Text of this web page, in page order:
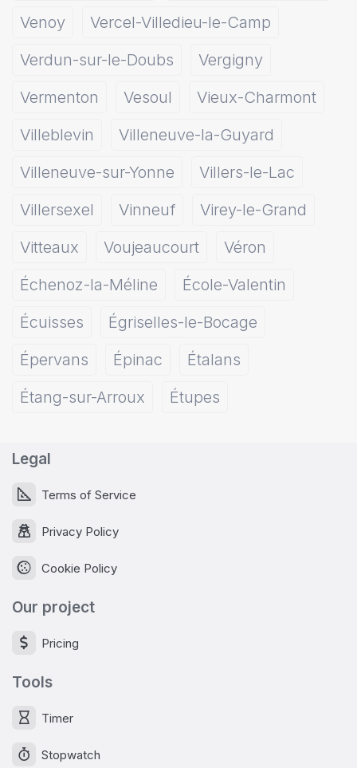
Venoy
Vercel-Villedieu-le-Camp
Verdun-sur-le-Doubs
Vergigny
Vermenton
Vesoul
Vieux-Charmont
Villeblevin
Villeneuve-la-Guyard
Villeneuve-sur-Yonne
Villers-le-Lac
Villersexel
Vinneuf
Virey-le-Grand
Vitteaux
Voujeaucourt
Véron
Échenoz-la-Méline
École-Valentin
Écuisses
Égriselles-le-Bocage
Épervans
Épinac
Étalans
Étang-sur-Arroux
Étupes
Legal
Terms of Service
Privacy Policy
Cookie Policy
Our project
Pricing
Tools
Timer
Stopwatch